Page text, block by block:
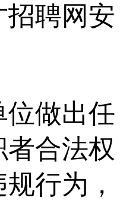
聘网安
位做出任
合法权
行为，